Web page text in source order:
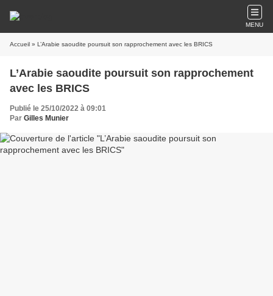
MENU
Accueil » L’Arabie saoudite poursuit son rapprochement avec les BRICS
L’Arabie saoudite poursuit son rapprochement
avec les BRICS
Publié le 25/10/2022 à 09:01
Par Gilles Munier